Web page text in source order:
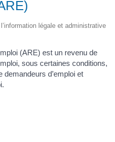
légale et administrative
(ARE) est un revenu de
sous certaines conditions,
d’emploi et